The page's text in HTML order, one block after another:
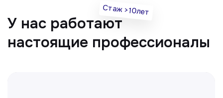
Отвечаем на частые
вопросы